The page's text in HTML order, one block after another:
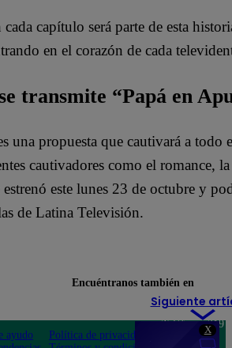
X
cada capítulo será parte de esta
en el corazón de cada
transmite “Papá en
una propuesta que cautivará a
cautivadores como el romance,
este lunes 23 de octubre y
de Latina Televisión.
Siguiente
Encuéntranos también en
ayudo
Política de privacidad
Teléfono: 219